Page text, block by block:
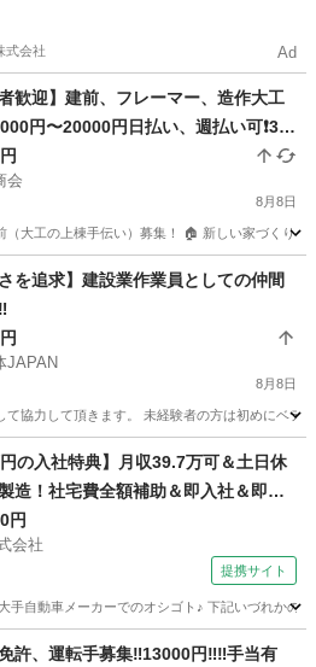
式会社 Ad
歓迎】建前、フレーマー、造作大工
円〜20000円日払い、週払い可❗️3人
会
8月8日
（大工の上棟手伝い）募集！ 🏠 新しい家づくり
その他 上棟
を追求】建設業作業員としての仲間
JAPAN
8月8日
て協力して頂きます。 未経験者の方は初めにベ
建設業
円の入社特典】月収39.7万可＆土日休
造！社宅費全額補助＆即入社＆即入
無料送迎あり！☆若手男性活躍中＜
苅田町＞
円
会社
提携サイト
手自動車メーカーでのオシゴト♪ 下記いづれか
許、運転手募集‼️13000円‼️‼️手当有